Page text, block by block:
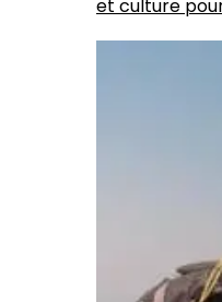
et culture